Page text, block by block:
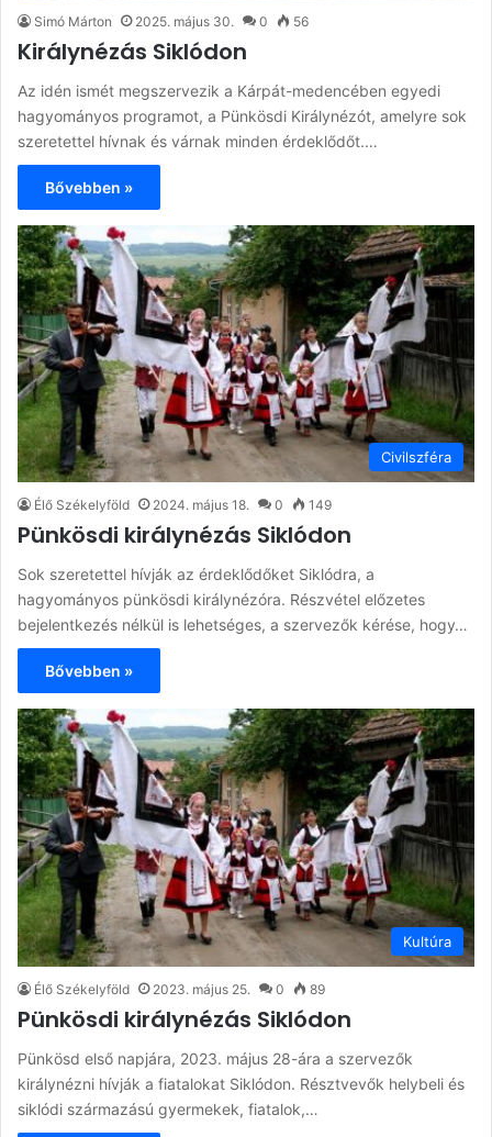
Simó Márton 2025. május 30. 0 56
Királynézás Siklódon
Az idén ismét megszervezik a Kárpát-medencében egyedi
hagyományos programot, a Pünkösdi Királynézót, amelyre sok
szeretettel hívnak és várnak minden érdeklődőt.…
Bővebben »
Civilszféra
Élő Székelyföld 2024. május 18. 0 149
Pünkösdi királynézás Siklódon
Sok szeretettel hívják az érdeklődőket Siklódra, a
hagyományos pünkösdi királynézóra. Részvétel előzetes
bejelentkezés nélkül is lehetséges, a szervezők kérése, hogy…
Bővebben »
Kultúra
Élő Székelyföld 2023. május 25. 0 89
Pünkösdi királynézás Siklódon
Pünkösd első napjára, 2023. május 28-ára a szervezők
királynézni hívják a fiatalokat Siklódon. Résztvevők helybeli és
siklódi származású gyermekek, fiatalok,…